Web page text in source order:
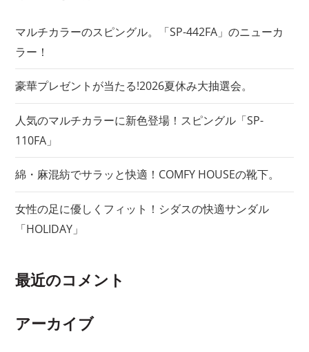
ョ
ン
マルチカラーのスピングル。「SP-442FA」のニューカ
ラー！
豪華プレゼントが当たる!2026夏休み大抽選会。
人気のマルチカラーに新色登場！スピングル「SP-
110FA」
綿・麻混紡でサラッと快適！COMFY HOUSEの靴下。
女性の足に優しくフィット！シダスの快適サンダル
「HOLIDAY」
最近のコメント
アーカイブ